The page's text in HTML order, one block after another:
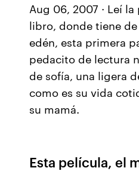
Aug 06, 2007 · Leí
libro, donde tiene
edén, esta primera
pedacito de lectura
de sofía, una ligera
como es su vida
su mamá.
Esta película, el